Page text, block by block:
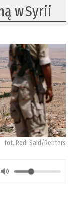
w Syrii
fot. Rodi Said/Reuters